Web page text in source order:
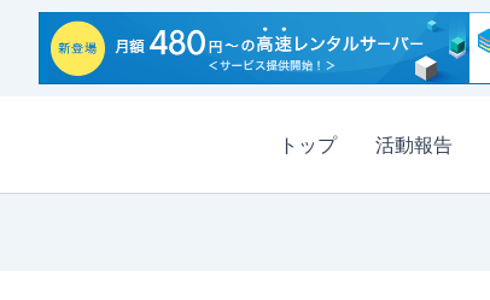
トップ 活動報告